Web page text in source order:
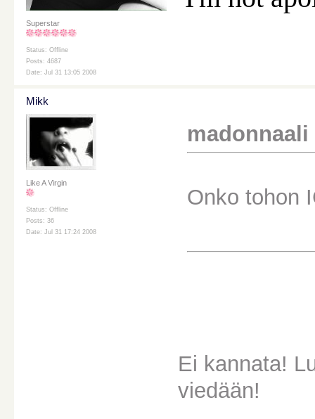
Superstar
Status: Offline
Posts: 4687
Date: Jul 31 13:05 2008
Mikk
Like A Virgin
Status: Offline
Posts: 36
Date: Jul 31 17:24 2008
Onko tohon
Ei kannata!
viedään!